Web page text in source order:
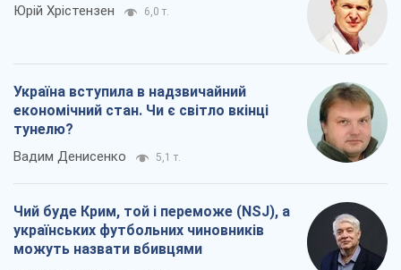
Юрій Хрістензен 6,0 т.
Україна вступила в надзвичайний
економічний стан. Чи є світло вкінці
тунелю?
Вадим Денисенко 5,1 т.
Чий буде Крим, той і переможе (NSJ), а
українських футбольних чиновників
можуть назвати вбивцями